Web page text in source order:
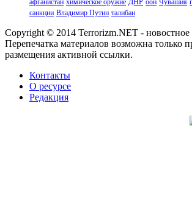
афганистан химическое оружие ДНР оон Чувашия
санкции Владимир Путин талибан
Copyright © 2014 Terrorizm.NET - новостное
Перепечатка материалов возможна только
размещения активной ссылки.
Контакты
О ресурсе
Редакция